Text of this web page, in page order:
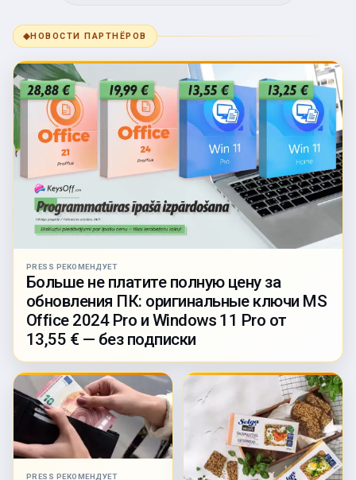
◆НОВОСТИ ПАРТНЁРОВ
PRESS РЕКОМЕНДУЕТ
Больше не платите полную цену за
обновления ПК: оригинальные ключи MS
Office 2024 Pro и Windows 11 Pro от
13,55 € — без подписки
PRESS РЕКОМЕНДУЕТ